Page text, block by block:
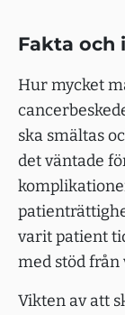
Fakta och
Hur mycket
ska smältas
det väntade
varit patient
med stöd från
Vikten av att